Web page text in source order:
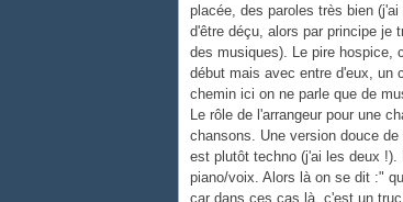
placée, des paroles très bien
d'être déçu, alors par principe je
des musiques). Le pire hospice,
début mais avec entre d'eux, un
chemin ici on ne parle que de
Le rôle de l'arrangeur pour une
chansons. Une version douce de
est plutôt techno (j'ai les deux
piano/voix. Alors là on se dit :"
car dans ces cas là, c'est un